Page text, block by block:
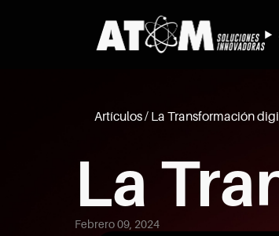
Artículos / La Transformación
La
Febrero 09, 2024